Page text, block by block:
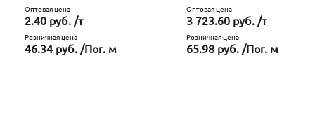
Оптовая цена
2.40 руб. /т
Розничная цена
46.34 руб. /Пог. м
Оптовая цена
3 723.60 руб. /т
Розничная цена
65.98 руб. /Пог. м